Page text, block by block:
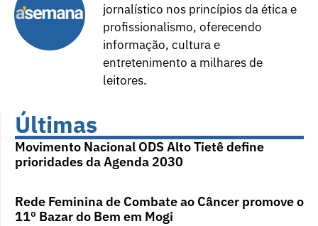
jornalístico nos princípios da ética e
profissionalismo, oferecendo
informação, cultura e
entretenimento a milhares de
leitores.
Últimas
Movimento Nacional ODS Alto Tietê define
prioridades da Agenda 2030
Rede Feminina de Combate ao Câncer promove o
11º Bazar do Bem em Mogi